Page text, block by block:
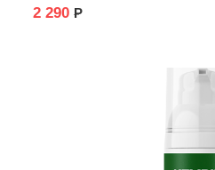
2 290 Р